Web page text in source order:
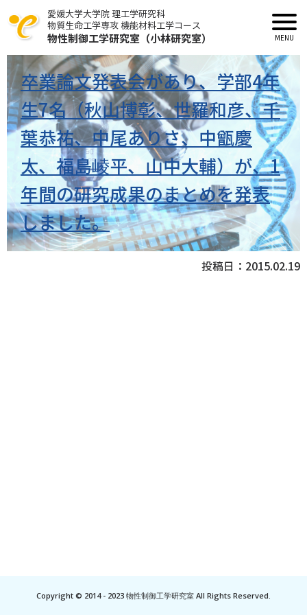
愛媛大学大学院 理工学研究科
物質生命工学専攻 機能材料工学コース
物性制御工学研究室（小林研究室）
卒業論文発表会があり、学部4年
生7名（秋山博彰、世羅和彦、千
葉恭祐、中尾ありさ、中甑慶
太、福島崚平、山中大輔）が、1
年間の研究成果のまとめを発表
しました。
投稿日： 2015.02.19
Copyright © 2014 - 2023 物性制御工学研究室 All Rights Reserved.